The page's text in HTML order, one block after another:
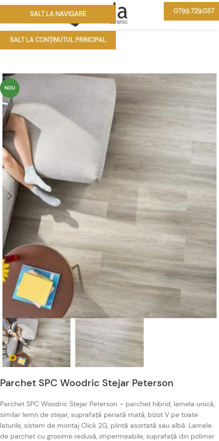
SALT LA NAVIGARE
SALT LA CONȚINUTUL PRINCIPAL
0799.729.037
NOU
Parchet SPC Woodric Stejar Peterson
Parchet SPC Woodric Stejar Peterson – parchet hibrid, lamela unică,
similar lemn de stejar, suprafață periată mată, bizot V pe toate
laturile, sistem de montaj Click 2G, plintă asortată sau albă. Lamele
de parchet cu grosime redusă, impermeabile, suprafață din polimer